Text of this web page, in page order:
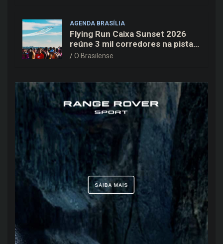
AGENDA BRASÍLIA
Flying Run Caixa Sunset 2026
reúne 3 mil corredores na pista
do Aeroporto de Brasília neste
O Brasilense